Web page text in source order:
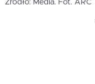
Źródło: Media. Fot. ARC